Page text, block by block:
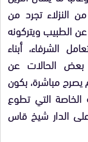
وحيث أن 80% من النزلاء تجرد من
الطبيب ويتركونه
الشرفاء، أبناء
الحالات عن
يصرح مباشرة، بكون
الخاصة التي تطوع
الدار شيخ قاس